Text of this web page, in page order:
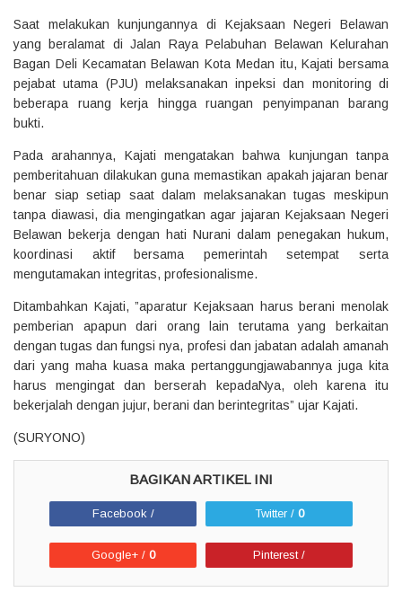
‎Saat melakukan kunjungannya di Kejaksaan Negeri Belawan
yang beralamat di Jalan Raya Pelabuhan Belawan Kelurahan
Bagan Deli Kecamatan Belawan Kota Medan itu, Kajati bersama
pejabat utama (PJU) melaksanakan inpeksi dan monitoring di
beberapa ruang kerja hingga ruangan penyimpanan barang
bukti.
‎Pada arahannya, Kajati mengatakan bahwa kunjungan tanpa
pemberitahuan dilakukan guna memastikan apakah jajaran benar
benar siap setiap saat dalam melaksanakan tugas meskipun
tanpa diawasi, dia mengingatkan agar jajaran Kejaksaan Negeri
Belawan bekerja dengan hati Nurani dalam penegakan hukum,
koordinasi aktif bersama pemerintah setempat serta
mengutamakan integritas, profesionalisme.
‎Ditambahkan Kajati, ”aparatur Kejaksaan harus berani menolak
pemberian apapun dari orang lain terutama yang berkaitan
dengan tugas dan fungsi nya, profesi dan jabatan adalah amanah
dari yang maha kuasa maka pertanggungjawabannya juga kita
harus mengingat dan berserah kepadaNya, oleh karena itu
bekerjalah dengan jujur, berani dan berintegritas” ujar Kajati.
‎(SURYONO)
Facebook / Twitter / 0
Google+ / 0 Pinterest /